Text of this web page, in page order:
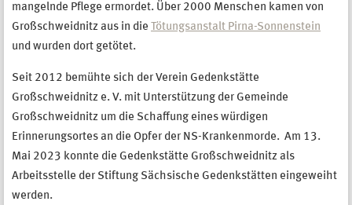
mangelnde Pflege ermordet. Über 2000 Menschen kamen von
Großschweidnitz aus in die
Tötungsanstalt Pirna-Sonnenstein
und wurden dort getötet.
Seit 2012 bemühte sich der Verein Gedenkstätte
Großschweidnitz e. V. mit Unterstützung der Gemeinde
Großschweidnitz um die Schaffung eines würdigen
Erinnerungsortes an die Opfer der NS-Krankenmorde. Am 13.
Mai 2023 konnte die Gedenkstätte Großschweidnitz als
Arbeitsstelle der Stiftung Sächsische Gedenkstätten eingeweiht
werden.